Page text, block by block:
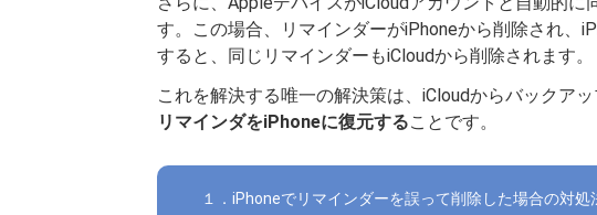
す。この場合、リマインダーがiPhoneから削除され、
すると、同じリマインダーもiCloudから削除されます。
これを解決する唯一の解決策は、iCloudからバックア
リマインダをiPhoneに復元することです。
１．iPhoneでリマインダーを誤って削除した場合の対処